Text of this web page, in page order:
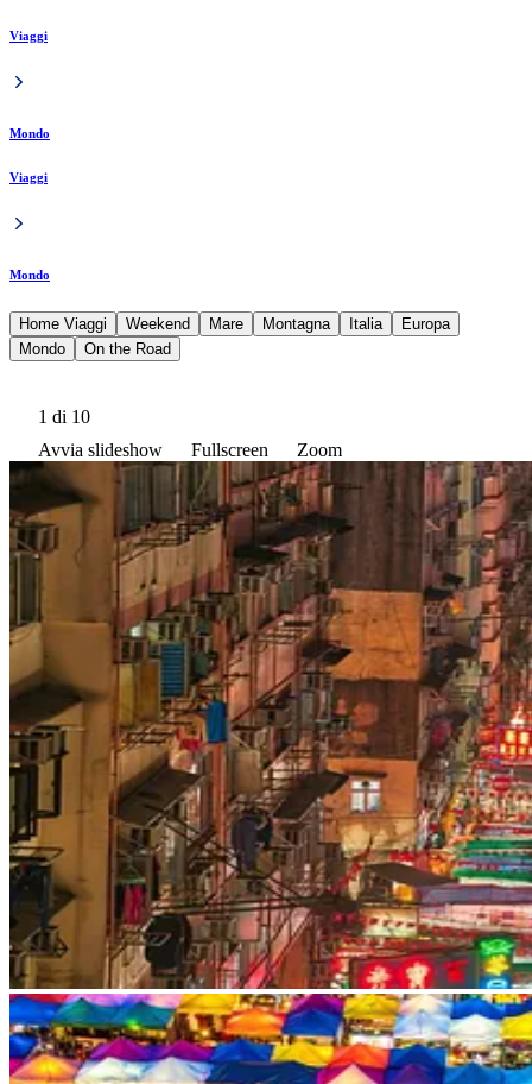
Viaggi
Mondo
Viaggi
Mondo
Home Viaggi Weekend Mare Montagna Italia
Europa
Mondo
On the Road
1 di 10
Avvia slideshow
Fullscreen Zoom